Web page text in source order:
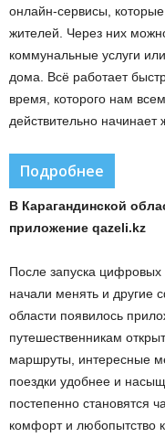
онлайн-сервисы,
жителей. Через них
коммунальные услуги
дома. Всё работает
время, которого нам
действительно начинает
Подробнее
В Карагандинской
приложение qazeli.kz
После запуска цифровых
начали менять и другие
области появилось
путешественникам
маршруты, интересные
поездки удобнее и
постепенно становятся
комфорт и любопытство